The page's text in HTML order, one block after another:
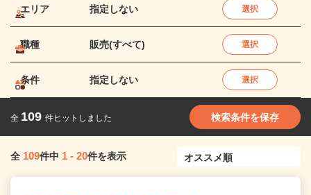
エリア 指定しない 選択
職種 販売(すべて) 選択
条件 指定しない 選択
全 109 件ヒットしました 検索条件を保存
全 109件中 1 - 20件を表示